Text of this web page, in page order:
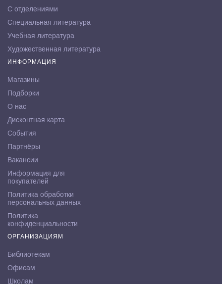
С отделениями
Специальная литература
Учебная литература
Художественная литература
ИНФОРМАЦИЯ
Магазины
Подборки
О нас
Дисконтная карта
События
Партнёры
Вакансии
Информация для
покупателей
Политика обработки
персональных данных
Политика
конфиденциальности
ОРГАНИЗАЦИЯМ
Библиотекам
Офисам
Школам